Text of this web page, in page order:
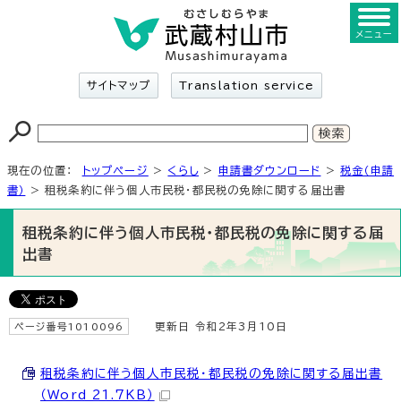
サイトマップ Translation service
メニュー
現在の位置： トップページ > くらし > 申請書ダウンロード >税金（申請
書）
> 租税条約に伴う個人市民税・都民税の免除に関する届出書
租税条約に伴う個人市民税・都民税の免除に関する届
出書
ページ番号1010096 更新日 令和2年3月10日
租税条約に伴う個人市民税・都民税の免除に関する届出書
（Word 21.7KB）